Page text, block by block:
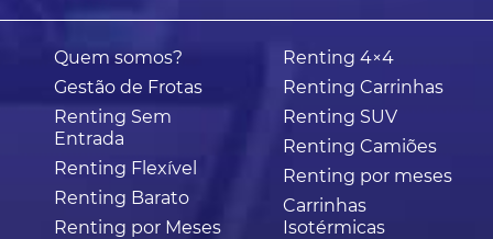
Quem somos?
Gestão de Frotas
Renting Sem
Entrada
Renting Flexível
Renting Barato
Renting por Meses
Renting 4×4
Renting Carrinhas
Renting SUV
Renting Camiões
Renting por meses
Carrinhas
Isotérmicas